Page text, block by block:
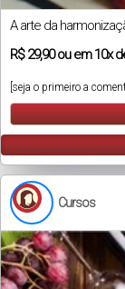
A arte da
R$29,90ou em10x
[seja o primeiro a
Cursos